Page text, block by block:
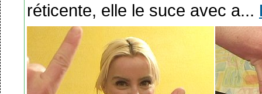
réticente, elle le suce avec a...